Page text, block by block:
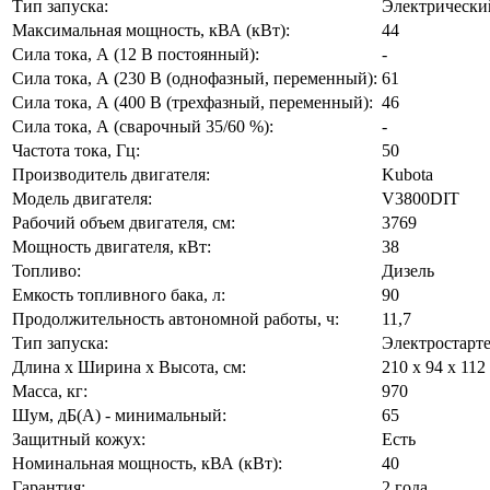
Тип запуска:
Максимальная мощность, кВА (кВт):
44
Сила тока, А (12 В постоянный):
-
Сила тока, А (230 В (однофазный, переменный): 61
Сила тока, А (400 В (трехфазный, переменный): 46
Сила тока, А (сварочный 35/60 %):
-
Частота тока, Гц:
50
Производитель двигателя:
Kubota
Модель двигателя:
V3800DIT
Рабочий объем двигателя, см:
3769
Мощность двигателя, кВт:
38
Топливо:
Дизель
Емкость топливного бака, л:
90
Продолжительность автономной работы, ч:
11,7
Тип запуска:
Длина х Ширина х Высота, см:
210 х 94 х 112
Масса, кг:
970
Шум, дБ(А) - минимальный:
65
Защитный кожух:
Есть
Номинальная мощность, кВА (кВт):
40